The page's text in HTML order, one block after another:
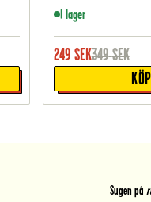
I lager
249 SEK349SEK
KÖP
Sugen på